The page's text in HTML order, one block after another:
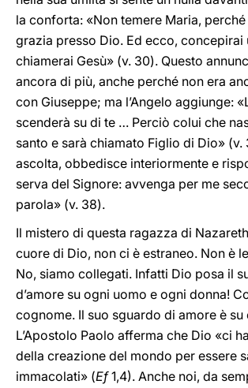
la conforta: «Non temere Maria,
grazia presso Dio. Ed ecco,
chiamerai Gesù» (v. 30). Questo
ancora di più, anche perché non era
con Giuseppe; ma l’Angelo aggiunge:
scenderà su di te … Perciò colui che
santo e sarà chiamato Figlio di Dio» (v.
ascolta, obbedisce interiormente e
serva del Signore: avvenga per me
parola» (v. 38).
Il mistero di questa ragazza di
cuore di Dio, non ci è estraneo. Non è
No, siamo collegati. Infatti Dio posa il
d’amore su ogni uomo e ogni donna!
cognome. Il suo sguardo di amore è
L’Apostolo Paolo afferma che Dio «ci
della creazione del mondo per essere
immacolati» (Ef1,4). Anche noi, da